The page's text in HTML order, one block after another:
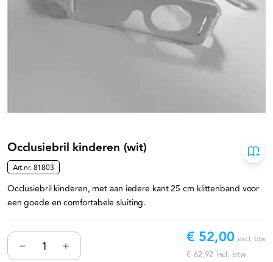
Occlusiebril kinderen (wit)
Art.nr.81803
Occlusiebril kinderen, met aan iedere kant 25 cm klittenband voor
een goede en comfortabele sluiting.
€ 52,00 excl. btw
€ 62,92 incl. btw